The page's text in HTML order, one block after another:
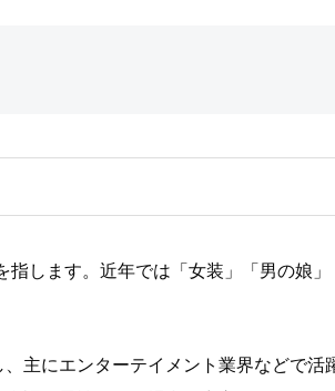
します。近年では「女装」「男の娘
主にエンターテイメント業界などで活